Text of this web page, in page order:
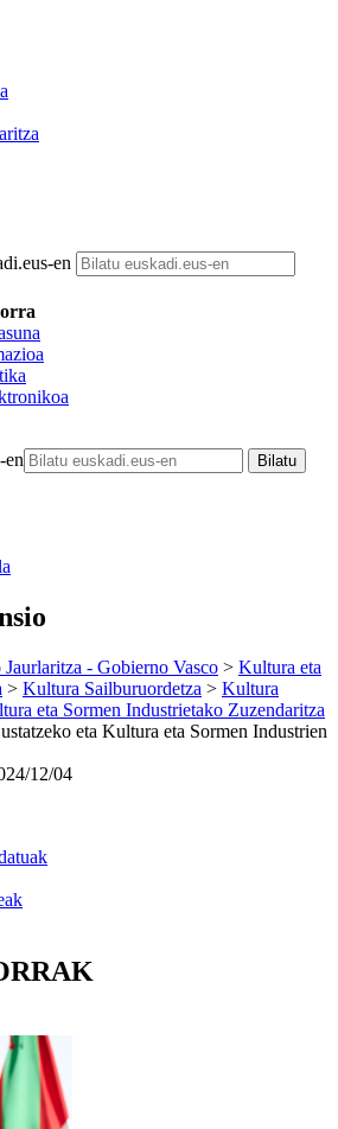
en
en
Jaurlaritza - Gobierno Vasco > Kultura eta
> Kultura Sailburuordetza > Kultura
eta Sormen Industrietako Zuzendaritza
eta Kultura eta Sormen Industrien
12/04